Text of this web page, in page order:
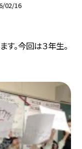
02/16
。今回は３年生。